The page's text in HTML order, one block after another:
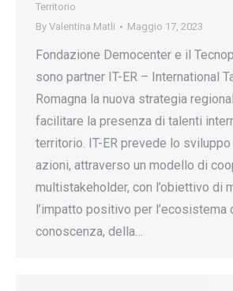
Territorio
By Valentina Matli Maggio 17, 2023
Fondazione Democenter e il
sono partner IT-ER – International
Romagna la nuova strategia
facilitare la presenza di talenti
territorio. IT-ER prevede lo
azioni, attraverso un modello di
multistakeholder, con l’obiettivo di
l’impatto positivo per l’ecosistema
conoscenza, della…